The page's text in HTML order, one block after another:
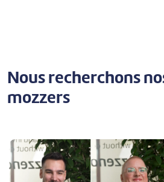
Nous recherchons
mozzers